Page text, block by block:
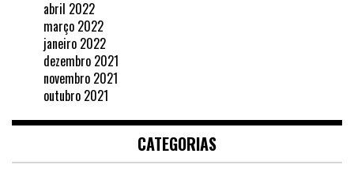
abril 2022
março 2022
janeiro 2022
dezembro 2021
novembro 2021
outubro 2021
CATEGORIAS